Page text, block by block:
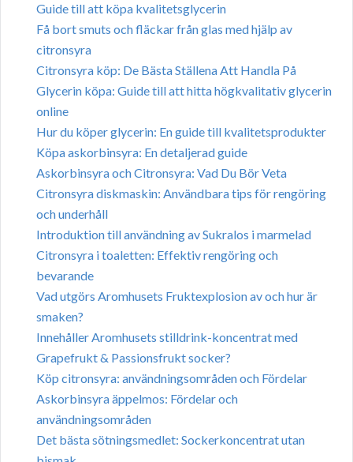
Guide till att köpa kvalitetsglycerin
Få bort smuts och fläckar från glas med hjälp av
citronsyra
Citronsyra köp: De Bästa Ställena Att Handla På
Glycerin köpa: Guide till att hitta högkvalitativ glycerin
online
Hur du köper glycerin: En guide till kvalitetsprodukter
Köpa askorbinsyra: En detaljerad guide
Askorbinsyra och Citronsyra: Vad Du Bör Veta
Citronsyra diskmaskin: Användbara tips för rengöring
och underhåll
Introduktion till användning av Sukralos i marmelad
Citronsyra i toaletten: Effektiv rengöring och
bevarande
Vad utgörs Aromhusets Fruktexplosion av och hur är
smaken?
Innehåller Aromhusets stilldrink-koncentrat med
Grapefrukt & Passionsfrukt socker?
Köp citronsyra: användningsområden och Fördelar
Askorbinsyra äppelmos: Fördelar och
användningsområden
Det bästa sötningsmedlet: Sockerkoncentrat utan